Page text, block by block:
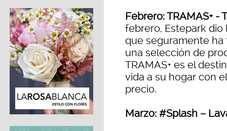
Febrero: TRAMAS+ -
febrero, Estepark dio
que seguramente ha
una selección de
TRAMAS+ es el
vida a su hogar con
precio.
Marzo: #Splash –